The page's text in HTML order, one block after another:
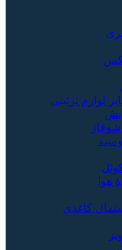
لوازم تزئینی
شوفاژ
هوا
کاغذی